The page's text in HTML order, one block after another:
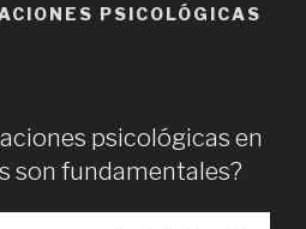
PSICOLÓGICAS
psicológicas en
son fundamentales?